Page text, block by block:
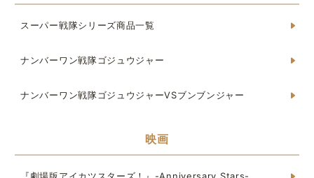
スーパー戦隊シリーズ商品一覧
ナンバーワン戦隊ゴジュウジャー
ナンバーワン戦隊ゴジュウジャーVSブンブンジャー
映画